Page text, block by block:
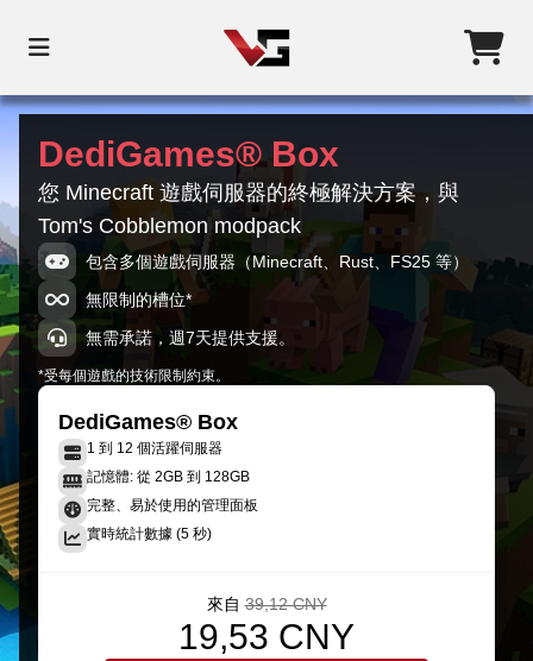
DediGames® Box
您 Minecraft 遊戲伺服器的終極解決方案，與
Tom's Cobblemon modpack
包含多個遊戲伺服器（Minecraft、Rust、FS25 等）
無限制的槽位*
無需承諾，週7天提供支援。
*受每個遊戲的技術限制約束。
DediGames® Box
1 到 12 個活躍伺服器
記憶體: 從 2GB 到 128GB
完整、易於使用的管理面板
實時統計數據 (5 秒)
來自 39,12 CNY
19,53 CNY